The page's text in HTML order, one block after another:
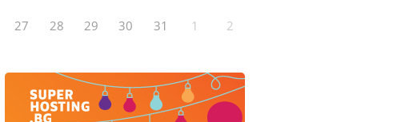
27 28 29 30 31 1 2